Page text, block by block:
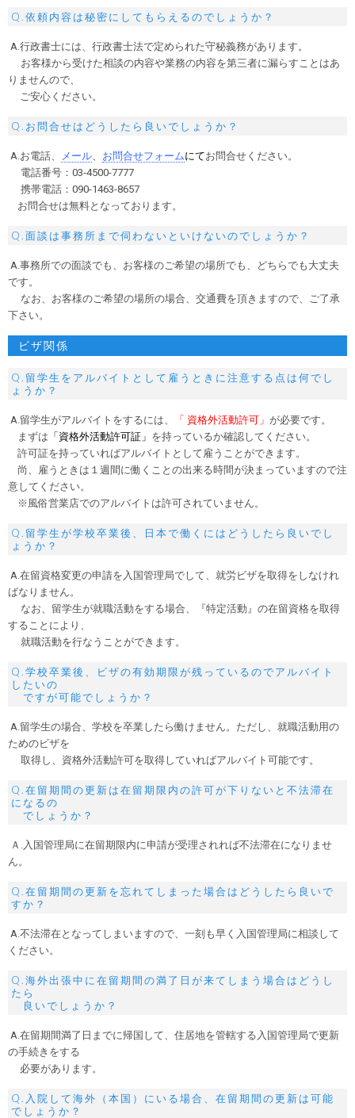
Q.依頼内容は秘密にしてもらえるのでしょうか？
A.行政書士には、行政書士法で定められた守秘義務があります。
お客様から受けた相談の内容や業務の内容を第三者に漏らすことはあ
りませんので、
ご安心ください。
Q.お問合せはどうしたら良いでしょうか？
A.お電話、 メール、 お問合せフォームにてお問合せください。
電話番号：03-4500-7777
携帯電話：090-1463-8657
お問合せは無料となっております。
Q.面談は事務所まで伺わないといけないのでしょうか？
A.事務所での面談でも、お客様のご希望の場所でも、どちらでも大丈夫
です。
なお、お客様のご希望の場所の場合、交通費を頂きますので、ご了承
下さい。
ビザ関係
Q.留学生をアルバイトとして雇うときに注意する点は何でし
ょうか？
A.留学生がアルバイトをするには、 「 資格外活動許可」 が必要です。
まずは 「資格外活動許可証」 を持っているか確認してください。
許可証を持っていればアルバイトとして雇うことができます。
尚、雇うときは１週間に働くことの出来る時間が決まっていますので注
意してください。
※風俗営業店でのアルバイトは許可されていません。
Q.留学生が学校卒業後、日本で働くにはどうしたら良いでし
ょうか？
A.在留資格変更の申請を入国管理局でして、就労ビザを取得をしなけれ
ばなりません。
なお、留学生が就職活動をする場合、『特定活動』の在留資格を取得
することにより、
就職活動を行なうことができます。
Q.学校卒業後、ビザの有効期限が残っているのでアルバイト
したいの
ですが可能でしょうか？
A.留学生の場合、学校を卒業したら働けません。ただし、就職活動用の
ためのビザを
取得し、資格外活動許可を取得していればアルバイト可能です。
Q.在留期間の更新は在留期限内の許可が下りないと不法滞在
になるの
でしょうか？
Ａ.入国管理局に在留期限内に申請が受理されれば不法滞在になりませ
ん。
Q.在留期間の更新を忘れてしまった場合はどうしたら良いで
すか？
A.不法滞在となってしまいますので、一刻も早く入国管理局に相談して
ください。
Q.海外出張中に在留期間の満了日が来てしまう場合はどうし
たら
良いでしょうか？
A.在留期間満了日までに帰国して、住居地を管轄する入国管理局で更新
の手続きをする
必要があります。
Q.入院して海外（本国）にいる場合、在留期間の更新は可能
でしょうか？